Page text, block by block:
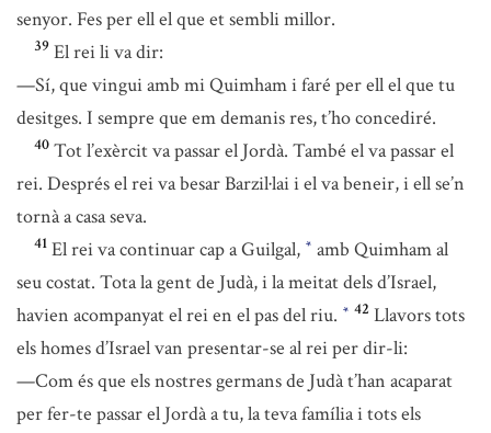
senyor. Fes per ell el que et sembli millor.
39 El rei li va dir:
—Sí, que vingui amb mi Quimham i faré per ell el que tu
desitges. I sempre que em demanis res, t’ho concediré.
40 Tot l’exèrcit va passar el Jordà. També el va passar el
rei. Després el rei va besar Barzil·lai i el va beneir, i ell se’n
tornà a casa seva.
41 El rei va continuar cap a Guilgal, * amb Quimham al
seu costat. Tota la gent de Judà, i la meitat dels d’Israel,
havien acompanyat el rei en el pas del riu. * 42 Llavors tots
els homes d’Israel van presentar-se al rei per dir-li:
—Com és que els nostres germans de Judà t’han acaparat
per fer-te passar el Jordà a tu, la teva família i tots els